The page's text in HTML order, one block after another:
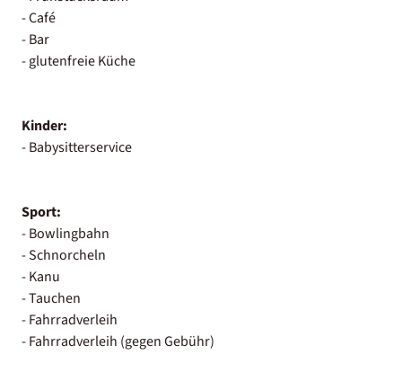
- Café
- Bar
- glutenfreie Küche
Kinder:
- Babysitterservice
Sport:
- Bowlingbahn
- Schnorcheln
- Kanu
- Tauchen
- Fahrradverleih
- Fahrradverleih (gegen Gebühr)